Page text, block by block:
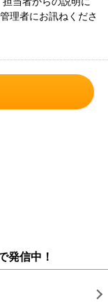
理者にお訊ねくださ
発信中！